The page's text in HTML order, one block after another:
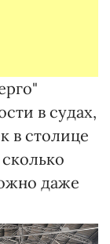
в судах,
в столице
даже